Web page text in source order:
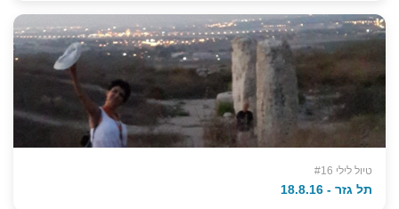
טיול לילי #16
תל גזר - 18.8.16